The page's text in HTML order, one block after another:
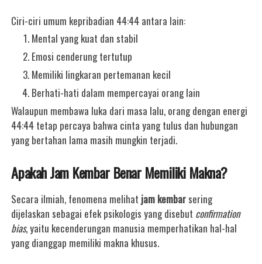
Ciri-ciri umum kepribadian 44:44 antara lain:
Mental yang kuat dan stabil
Emosi cenderung tertutup
Memiliki lingkaran pertemanan kecil
Berhati-hati dalam mempercayai orang lain
Walaupun membawa luka dari masa lalu, orang dengan energi
44:44 tetap percaya bahwa cinta yang tulus dan hubungan
yang bertahan lama masih mungkin terjadi.
Apakah Jam Kembar Benar Memiliki Makna?
Secara ilmiah, fenomena melihat jam kembar sering
dijelaskan sebagai efek psikologis yang disebut confirmation
bias, yaitu kecenderungan manusia memperhatikan hal-hal
yang dianggap memiliki makna khusus.